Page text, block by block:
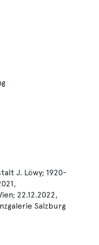
J. Löwy; 1920-
22.12.2022,
Salzburg